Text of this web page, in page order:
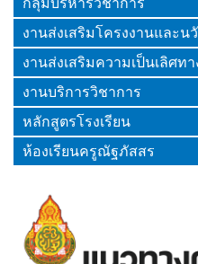
งานส่งเสริมโครงงานและน
งานส่งเสริมความเป็นเลิศท
งานบริการวิชาการ
หลักสูตรโรงเรียน
ห้องเรียนครูณัฐภัสสร